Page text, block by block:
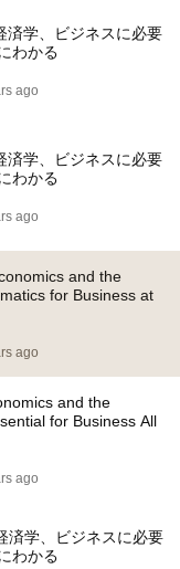
済学、ビジネスに必要
わかる
ago
済学、ビジネスに必要
わかる
ago
and the
for Business at
ago
and the
for Business All
ago
済学、ビジネスに必要
わかる